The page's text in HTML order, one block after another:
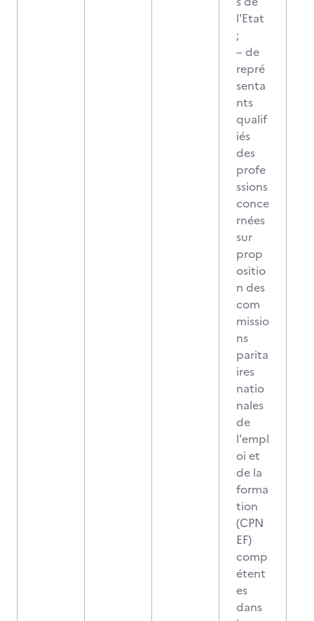
l'Etat
;
– de
repré
senta
nts
qualif
iés
des
profe
ssions
conce
rnées
sur
prop
ositio
n des
com
missio
ns
parita
ires
natio
nales
de
l'empl
oi et
de la
forma
tion
(CPN
EF)
comp
étent
es
dans